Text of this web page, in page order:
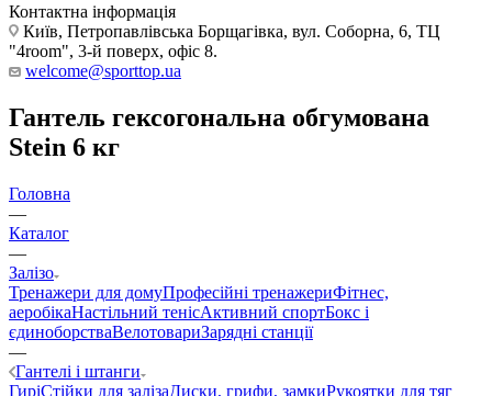
Контактна інформація
Київ, Петропавлівська Борщагівка, вул. Соборна, 6, ТЦ
"4room", 3-й поверх, офіс 8.
welcome@sporttop.ua
Гантель гексогональна обгумована
Stein 6 кг
Головна
—
Каталог
—
Залізо
Тренажери для домуПрофесійні тренажериФітнес,
аеробікаНастільний тенісАктивний спортБокс і
єдиноборстваВелотовариЗарядні станції
—
Гантелі і штанги
ГиріСтійки для залізаДиски, грифи, замкиРукоятки для тяг